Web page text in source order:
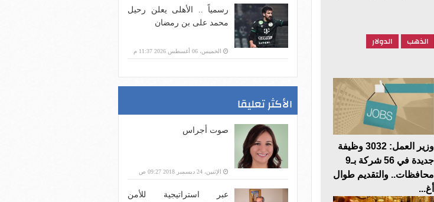
الذهب الدولار
وزير العمل: 3032 وظيفة
جديدة في 56 شركة بـ9
محافظات.. والتقديم طوال
أغ...
رسمياً .. الأهلى يعلن رحيل
محمد على بن رمضان
الخميس، 06 أغسطس 2026 11:37 م
الأكثر تعليقا
صوت أجراس
الإثنين، 24 ديسمبر 2018 09:27 ص
عبر استراتيجية للأمن